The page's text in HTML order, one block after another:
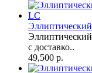
с доставко..
49,500 р.